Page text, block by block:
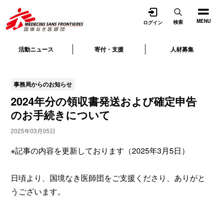
MENU
活動ニュース 寄付・支援 人材募集
ログイン 検索
事務局からのお知らせ
2024年分の領収書発送および確定申告
のお手続きについて
2025年03月05日
※記事の内容を更新しております（2025年3月5日）
日頃より、国境なき医師団をご支援くださり、ありがと
うございます。